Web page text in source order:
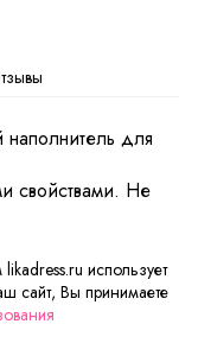
наполнитель для
свойствами. Не
помещенные
бамбукового
комфорта и
использует
сайт, Вы принимаете